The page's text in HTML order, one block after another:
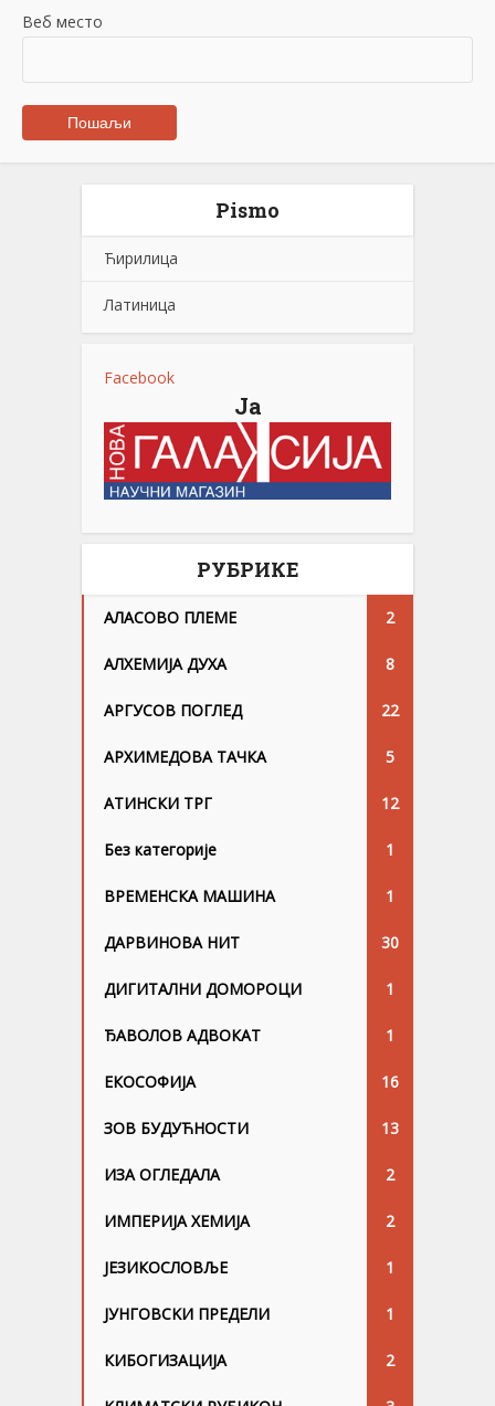
Веб место
Pismo
Ћирилица
Латиница
Facebook
Ја
РУБРИКЕ
АЛАСОВО ПЛЕМЕ 2
АЛХЕМИЈА ДУХА 8
АРГУСОВ ПОГЛЕД 22
АРХИМЕДОВА ТАЧКА 5
АТИНСКИ ТРГ 12
Без категорије 1
ВРЕМЕНСКА МАШИНА 1
ДАРВИНОВА НИТ 30
ДИГИТАЛНИ ДОМОРОЦИ 1
ЂАВОЛОВ АДВОКАТ 1
ЕКОСОФИЈА 16
ЗОВ БУДУЋНОСТИ 13
ИЗА ОГЛЕДАЛА 2
ИМПЕРИЈА ХЕМИЈА 2
ЈЕЗИКОСЛОВЉЕ 1
ЈУНГОВСKИ ПРЕДЕЛИ 1
КИБОГИЗАЦИЈА 2